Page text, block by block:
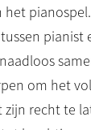
het
pianist
om het
recht te